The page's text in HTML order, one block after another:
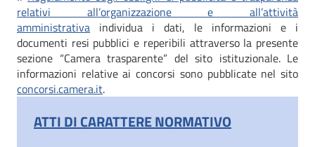
relativi all’organizzazione e all’attività
amministrativa individua i dati, le informazioni e i
documenti resi pubblici e reperibili attraverso la presente
sezione “Camera trasparente” del sito istituzionale. Le
informazioni relative ai concorsi sono pubblicate nel sito
concorsi.camera.it.
ATTI DI CARATTERE NORMATIVO